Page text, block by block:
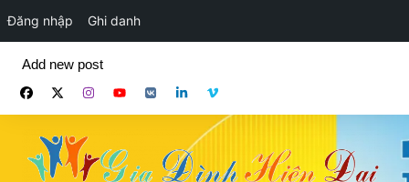
Đăng nhập Ghi danh
phần
Add new post